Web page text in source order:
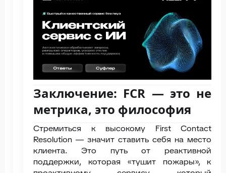
Заключение: FCR — это не
метрика, это философия
Стремиться к высокому First Contact
Resolution — значит ставить себя на место
клиента. Это путь от реактивной
поддержки, которая «тушит пожары», к